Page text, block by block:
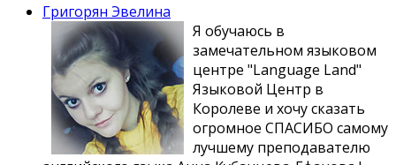
Григорян Эвелина
Я обучаюсь в
замечательном языковом
центре "Language Land"
Языковой Центр в
Королеве и хочу сказать
огромное СПАСИБО самому
лучшему преподавателю